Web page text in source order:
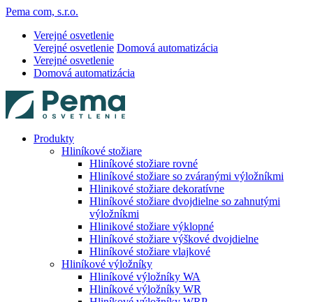
Pema com, s.r.o.
Verejné osvetlenie
Verejné osvetlenie Domová automatizácia
Verejné osvetlenie
Domová automatizácia
Produkty
Hliníkové stožiare
Hliníkové stožiare rovné
Hliníkové stožiare so zváranými výložníkmi
Hlinikové stožiare dekoratívne
Hliníkové stožiare dvojdielne so zahnutými
výložníkmi
Hlinikové stožiare výklopné
Hliníkové stožiare výškové dvojdielne
Hliníkové stožiare vlajkové
Hliníkové výložníky
Hliníkové výložníky WA
Hliníkové výložníky WR